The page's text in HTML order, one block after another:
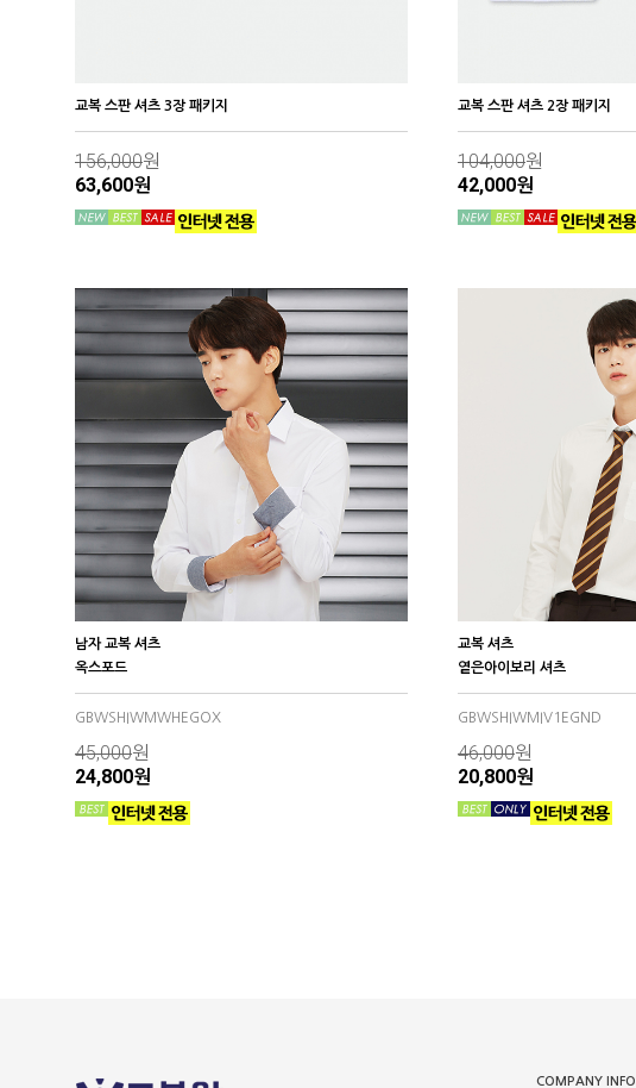
교복 스판 셔츠 3장 패키지
156,000원
63,600원
교복 스판 셔츠 2장 패키지
104,000원
42,000원
남자 교복 셔츠
옥스포드
GBWSHIWMWHEGOX
45,000원
24,800원
교복 셔츠
옅은아이보리 셔츠
GBWSHIWMIV1EGND
46,000원
20,800원
COMPANY INFO